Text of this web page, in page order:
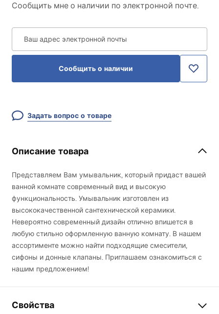
Сообщить мне о наличии по электронной почте.
Ваш адрес электронной почты
Сообщить о наличии
Задать вопрос о товаре
Описание товара
Представляем Вам умывальник, который придаст вашей
ванной комнате современный вид и высокую
функциональность. Умывальник изготовлен из
высококачественной сантехнической керамики.
Невероятно современный дизайн отлично впишется в
любую стильно оформленную ванную комнату. В нашем
ассортименте можно найти подходящие смесители,
сифоны и донные клапаны. Приглашаем ознакомиться с
нашим предложением!
Свойства